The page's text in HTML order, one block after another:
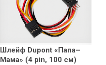
Шлейф Dupont «Папа–
Мама» (4 pin, 100 см)